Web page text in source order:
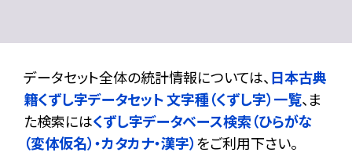
データセット全体の統計情報については、 日本古典
籍くずし字データセット 文字種（くずし字）一覧、ま
た検索にはくずし字データベース検索（ひらがな
（変体仮名）・カタカナ・漢字） をご利用下さい。